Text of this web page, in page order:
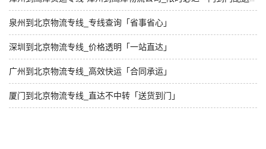
泉州到北京物流专线_专线查询「省事省心」
深圳到北京物流专线_价格透明「一站直达」
广州到北京物流专线_高效快运「合同承运」
厦门到北京物流专线_直达不中转「送货到门」